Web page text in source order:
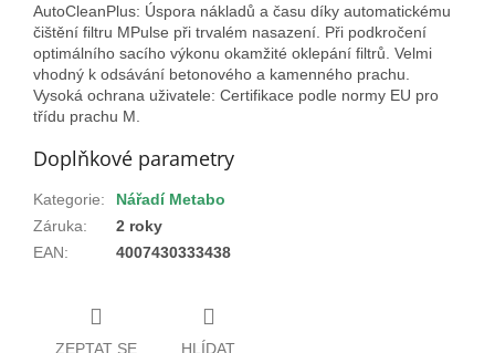
AutoCleanPlus: Úspora nákladů a času díky automatickému
čištění filtru MPulse při trvalém nasazení. Při podkročení
optimálního sacího výkonu okamžité oklepání filtrů. Velmi
vhodný k odsávání betonového a kamenného prachu.
Vysoká ochrana uživatele: Certifikace podle normy EU pro
třídu prachu M.
Doplňkové parametry
Kategorie:
Nářadí Metabo
Záruka:
2 roky
EAN: 4007430333438
ZEPTAT SE HLÍDAT